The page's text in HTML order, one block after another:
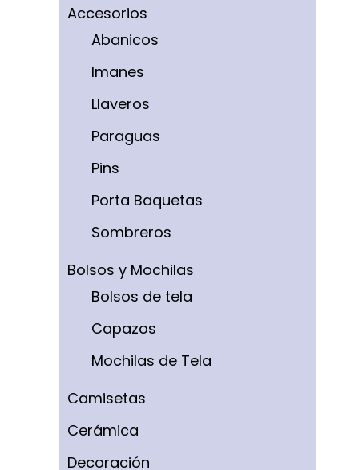
Accesorios
Abanicos
Imanes
Llaveros
Paraguas
Pins
Porta Baquetas
Sombreros
Bolsos y Mochilas
Bolsos de tela
Capazos
Mochilas de Tela
Camisetas
Cerámica
Decoración